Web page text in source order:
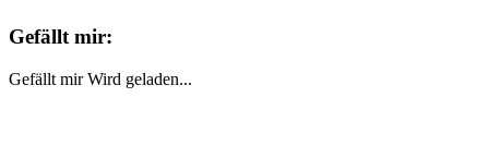
Gefällt mir:
Gefällt mir Wird geladen...